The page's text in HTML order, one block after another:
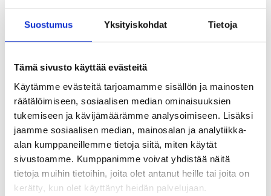
Suostumus Yksityiskohdat Tietoja
Tämä sivusto käyttää evästeitä
Käytämme evästeitä tarjoamamme sisällön ja mainosten
räätälöimiseen, sosiaalisen median ominaisuuksien
tukemiseen ja kävijämäärämme analysoimiseen. Lisäksi
jaamme sosiaalisen median, mainosalan ja analytiikka-
alan kumppaneillemme tietoja siitä, miten käytät
sivustoamme. Kumppanimme voivat yhdistää näitä
tietoja muihin tietoihin, joita olet antanut heille tai joita on
kerätty, kun olet käyttänyt heidän palvelujaan.
Ole joustava ja varaudu muutoksiin lomallakin
haasteita myös lomalla ja asiat eivät hyvästä
suunnitelmasta huolimatta menekään ennakoidusti. Älä siis
tukeudu lomasuunnitelmiin liian tiukasti, joustavalla
asenteella nautit lomasta enemmän.
Tunnista vireystasosi ja nuku riittävästi
Toteuta lomalla mahdollisimman säännöllistä unirytmiä ja